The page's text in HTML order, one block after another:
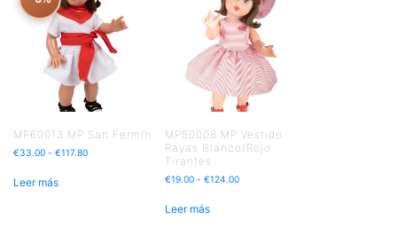
MP60013 MP San Fermín
€33.00 - €117.80
Leer más
MP50008 MP Vestido
Rayas Blanco/Rojo
Tirantes
€19.00 - €124.00
Leer más